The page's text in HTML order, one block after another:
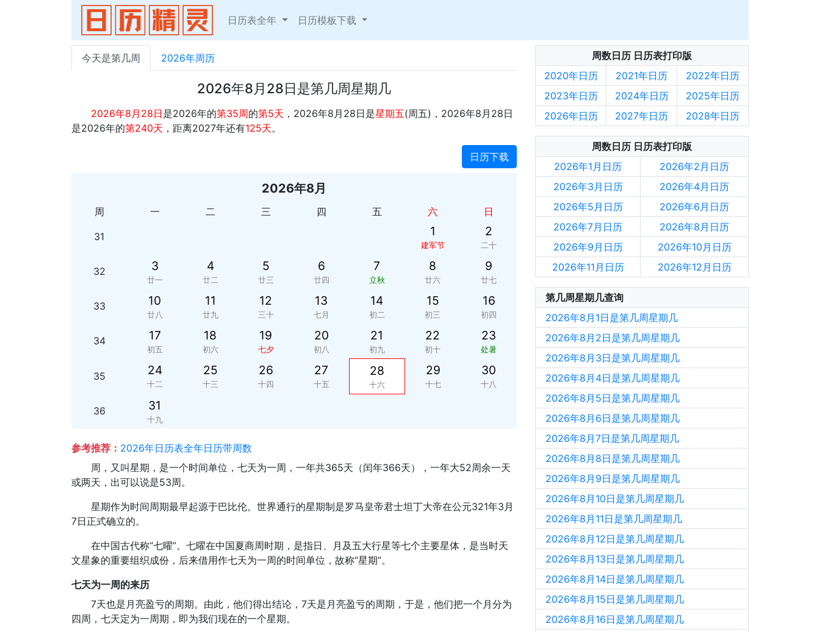
日历表全年 日历模板下载
今天是第几周 2026年周历
2026年8月28日是第几周星期几
2026年8月28日是2026年的第35周的第5天 ，2026年8月28日是星期五(周五)，2026年8月28日
是2026年的第240天 ，距离2027年还有125天。
日历下载
2026年8月
周 一 二 三 四 五 六 日
31 1
建军节
2
二十
32 3
廿一
4
廿二
5
廿三
6
廿四
7
立秋
8
廿六
9
廿七
33 10
廿八
11
廿九
12
三十
13
七月
14
初二
15
初三
16
初四
34 17
初五
18
初六
19
七夕
20
初八
21
初九
22
初十
23
处暑
35 24
十二
25
十三
26
十四
27
十五
28
十六
29
十七
30
十八
36 31
十九
参考推荐： 2026年日历表全年日历带周数
周，又叫星期，是一个时间单位，七天为一周，一年共365天（闰年366天），一年大52周余一天
或两天，出可以说是53周。
星期作为时间周期最早起源于巴比伦。世界通行的星期制是罗马皇帝君士坦丁大帝在公元321年3月
7日正式确立的。
在中国古代称“七曜”。七曜在中国夏商周时期，是指日、月及五大行星等七个主要星体，是当时天
文星象的重要组织成份，后来借用作七天为一周的时间单位，故称“星期”。
七天为一周的来历
7天也是月亮盈亏的周期。由此，他们得出结论，7天是月亮盈亏的周期，于是，他们把一个月分为
四周，七天定为一周期，即为我们现在的一个星期。
周数日历 日历表打印版
2020年日历
2021年日历
2022年日历
2023年日历
2024年日历
2025年日历
2026年日历
2027年日历 2028年日历
周数日历 日历表打印版
2026年1月日历
2026年2月日历
2026年3月日历
2026年4月日历
2026年5月日历
2026年6月日历
2026年7月日历
2026年8月日历
2026年9月日历
2026年10月日历
2026年11月日历
2026年12月日历
第几周星期几查询
2026年8月1日是第几周星期几
2026年8月2日是第几周星期几
2026年8月3日是第几周星期几
2026年8月4日是第几周星期几
2026年8月5日是第几周星期几
2026年8月6日是第几周星期几
2026年8月7日是第几周星期几
2026年8月8日是第几周星期几
2026年8月9日是第几周星期几
2026年8月10日是第几周星期几
2026年8月11日是第几周星期几
2026年8月12日是第几周星期几
2026年8月13日是第几周星期几
2026年8月14日是第几周星期几
2026年8月15日是第几周星期几
2026年8月16日是第几周星期几